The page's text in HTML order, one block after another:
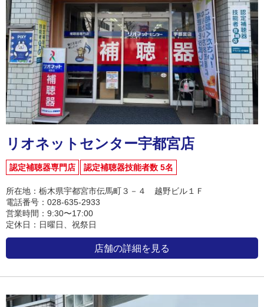
リオネットセンター宇都宮店
認定補聴器専門店 認定補聴器技能者数 5名
所在地：栃木県宇都宮市伝馬町３－４ 越野ビル１Ｆ
電話番号：028-635-2933
営業時間：9:30〜17:00
定休日：日曜日、祝祭日
店舗の詳細を見る